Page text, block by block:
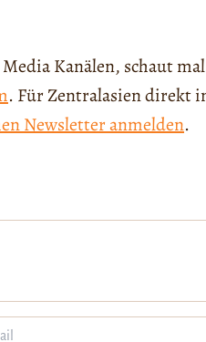
Kanälen, schaut
. Für Zentralasien direkt
Newsletter anmelden.